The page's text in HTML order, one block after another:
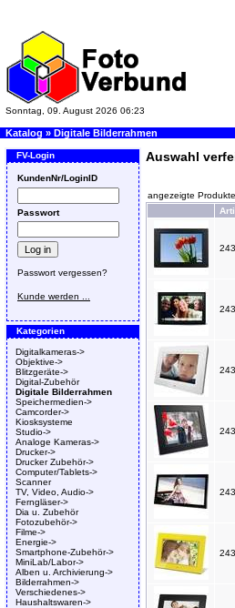
Sonntag, 09. August 2026 06:23
Katalog » Digitale Bilderrahmen
FV-Login
KundenNr/LoginID
Passwort
Passwort vergessen?
Kunde werden ...
Kategorien
Digitalkameras->
Objektive->
Blitzgeräte->
Digital-Zubehör
Digitale Bilderrahmen
Speichermedien->
Camcorder->
Kiosksysteme
Studio->
Analoge Kameras->
Drucker->
Drucker Zubehör->
Computer/Tablets->
Scanner
TV, Video, Audio->
Ferngläser->
Dia u. Zubehör
Fotozubehör->
Filme->
Energie->
Smartphone-Zubehör->
MiniLab/Labor->
Alben u. Archivierung->
Bilderrahmen->
Verschiedenes->
Haushaltswaren->
Auswahl
angezeigte